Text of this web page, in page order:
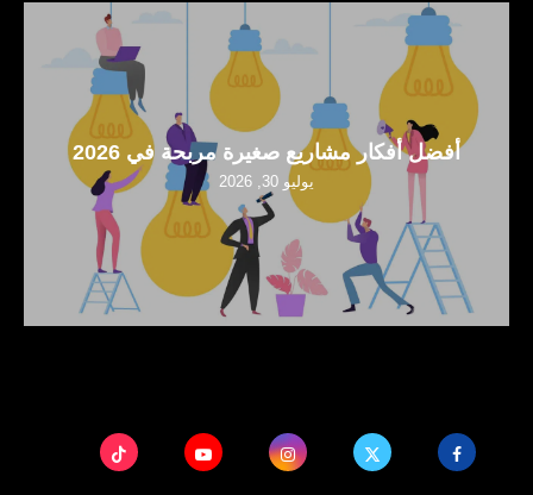
أفضل أفكار مشاريع صغيرة مربحة في 2026
يوليو 30, 2026